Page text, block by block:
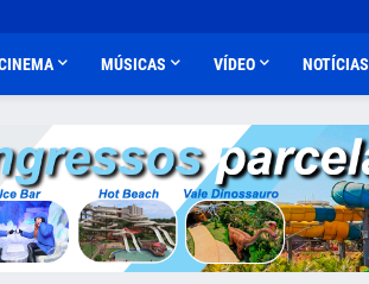
MÚSICAS VÍDEO NOTÍCIAS